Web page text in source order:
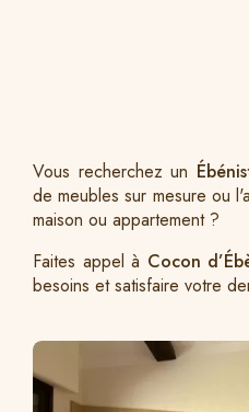
Vous recherchez un
de meubles sur mesure ou
maison ou appartement ?
Faites appel à Cocon
besoins et satisfaire votre